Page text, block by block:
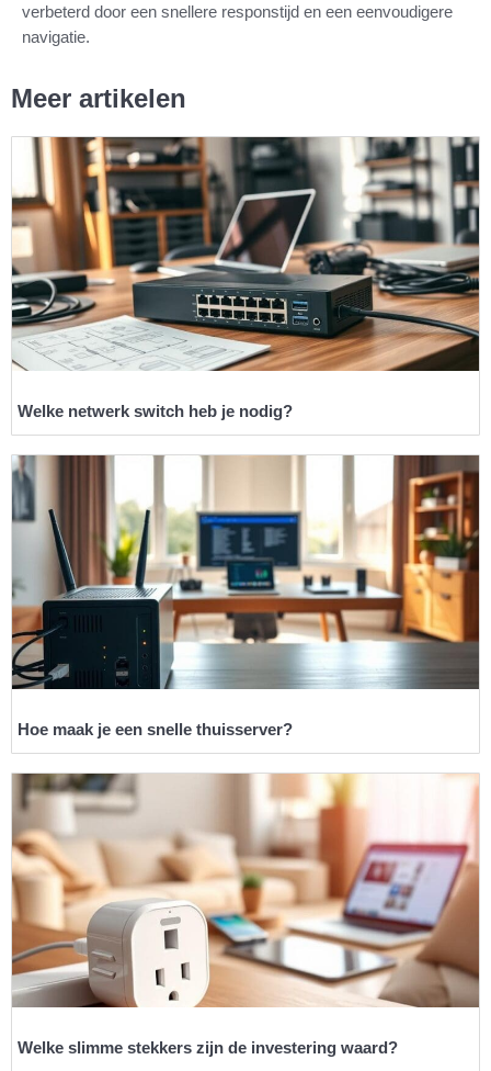
verbeterd door een snellere responstijd en een eenvoudigere
navigatie.
Meer artikelen
Welke netwerk switch heb je nodig?
Hoe maak je een snelle thuisserver?
Welke slimme stekkers zijn de investering waard?